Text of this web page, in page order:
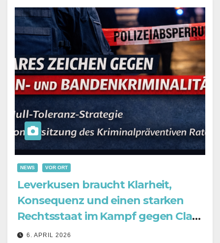
NEWS VOR ORT
Leverkusen braucht Klarheit,
Konsequenz und einen starken
Rechtsstaat im Kampf gegen Clan-
und Bandenkriminalität
6. APRIL 2026